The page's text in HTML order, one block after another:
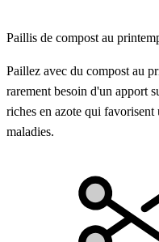
Paillis de compost au
Paillez avec du compost au
rarement besoin d'un apport
riches en azote qui favorisent
maladies.